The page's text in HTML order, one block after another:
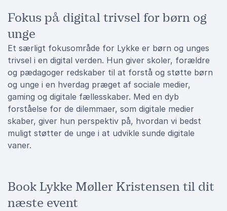
Fokus på digital trivsel for børn og
unge
Et særligt fokusområde for Lykke er børn og unges
trivsel i en digital verden. Hun giver skoler, forældre
og pædagoger redskaber til at forstå og støtte børn
og unge i en hverdag præget af sociale medier,
gaming og digitale fællesskaber. Med en dyb
forståelse for de dilemmaer, som digitale medier
skaber, giver hun perspektiv på, hvordan vi bedst
muligt støtter de unge i at udvikle sunde digitale
vaner.
Book Lykke Møller Kristensen til dit
næste event